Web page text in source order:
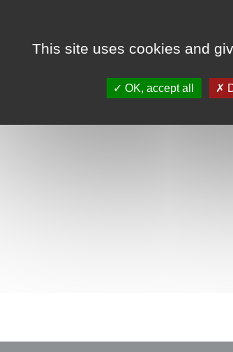
This site uses cookies and
OK, accept all